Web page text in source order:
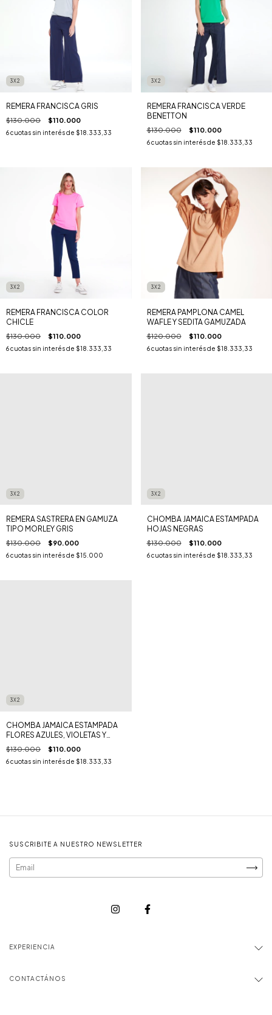
3X2
REMERA FRANCISCA GRIS
$130.000 $110.000
6cuotas sin interés de $18.333,33
3X2
REMERA FRANCISCA VERDE
BENETTON
$130.000 $110.000
6 cuotas sin interés de $18.333,33
3X2
REMERA FRANCISCA COLOR
CHICLE
$130.000 $110.000
6cuotas sin interés de $18.333,33
3X2
REMERA PAMPLONA CAMEL
WAFLE Y SEDITA GAMUZADA
$120.000 $110.000
6 cuotas sin interés de $18.333,33
3X2
REMERA SASTRERA EN GAMUZA
TIPO MORLEY GRIS
$130.000 $90.000
6cuotas sin interés de $15.000
3X2
CHOMBA JAMAICA ESTAMPADA
HOJAS NEGRAS
$130.000 $110.000
6 cuotas sin interés de $18.333,33
3X2
CHOMBA JAMAICA ESTAMPADA
FLORES AZULES, VIOLETAS Y
ROSAS
$130.000 $110.000
6cuotas sin interés de $18.333,33
SUSCRIBITE A NUESTRO NEWSLETTER
EXPERIENCIA
CONTACTÁNOS